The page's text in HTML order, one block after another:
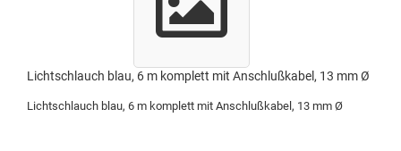
Lichtschlauch blau, 6 m komplett mit Anschlußkabel, 13 mm Ø
Lichtschlauch blau, 6 m komplett mit Anschlußkabel, 13 mm Ø